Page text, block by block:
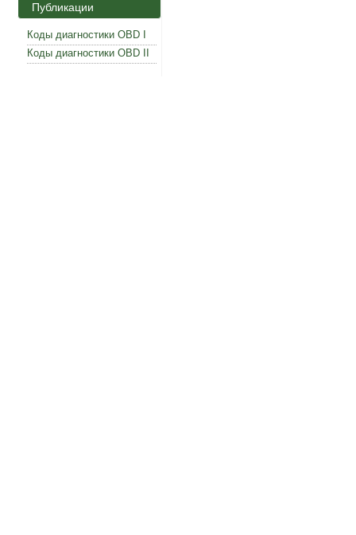
Публикации
Коды диагностики OBD I
Коды диагностики OBD II